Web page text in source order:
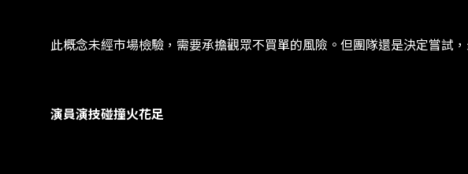
此概念未經市場檢驗，需要承擔觀眾不買單的風險。但團隊還是決定嘗試
演員演技碰撞火花足